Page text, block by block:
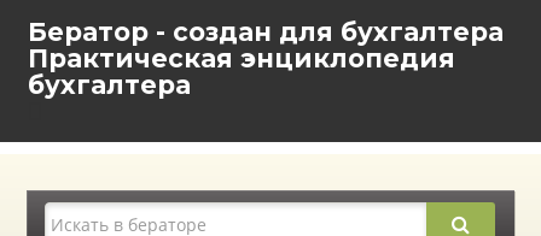
Бератор - создан для бухгалтера
Практическая энциклопедия
бухгалтера